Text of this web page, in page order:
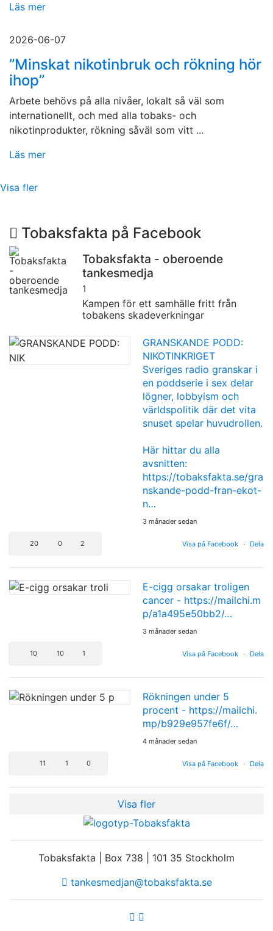
Läs mer
2026-06-07
”Minskat nikotinbruk och rökning hör
ihop”
Arbete behövs på alla nivåer, lokalt så väl som
internationellt, och med alla tobaks- och
nikotinprodukter, rökning såväl som vitt ...
Läs mer
Visa fler
Tobaksfakta på Facebook
Tobaksfakta - oberoende
tankesmedja
1
Kampen för ett samhälle fritt från
tobakens skadeverkningar
GRANSKANDE PODD:
NIKOTINKRIGET
Sveriges radio granskar i
en poddserie i sex delar
lögner, lobbyism och
världspolitik där det vita
snuset spelar huvudrollen.
Här hittar du alla
avsnitten:
https://tobaksfakta.se/gra
nskande-podd-fran-ekot-
n…
3 månader sedan
Visa på Facebook · Dela
20 0 2
E-cigg orsakar troligen
cancer - https://mailchi.m
p/a1a495e50bb2/…
3 månader sedan
Visa på Facebook · Dela
10 10 1
Rökningen under 5
procent - https://mailchi.
mp/b929e957fe6f/…
4 månader sedan
Visa på Facebook · Dela
11 1 0
Visa fler
Tobaksfakta | Box 738 | 101 35 Stockholm
tankesmedjan@tobaksfakta.se